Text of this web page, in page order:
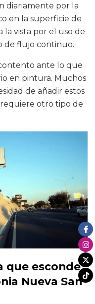
diariamente por la
en la superficie de
la vista por el uso de
de flujo continuo.
ante lo que
en pintura. Muchos
de añadir estos
otro tipo de
que esconde
Nueva San